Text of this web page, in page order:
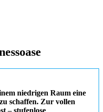
niedrigen Raum eine
schaffen. Zur vollen
– stufenlose